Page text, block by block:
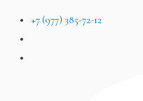
+7 (977) 385-72-12